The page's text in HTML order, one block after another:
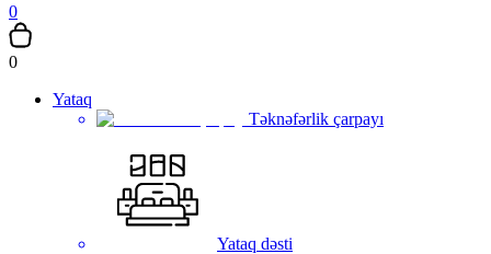
0
0
Yataq
Təknəfərlik çarpayı
Yataq dəsti